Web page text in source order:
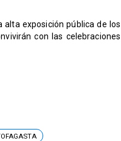
exposición pública de los
con las celebraciones